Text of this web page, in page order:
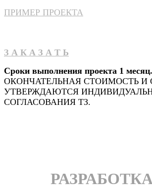
ПРИМЕР ПРОЕКТА
З А К А З А Т Ь
Сроки выполнения проекта 1 месяц.
ОКОНЧАТЕЛЬНАЯ СТОИМОСТЬ И
УТВЕРЖДАЮТСЯ
СОГЛАСОВАНИЯ ТЗ.